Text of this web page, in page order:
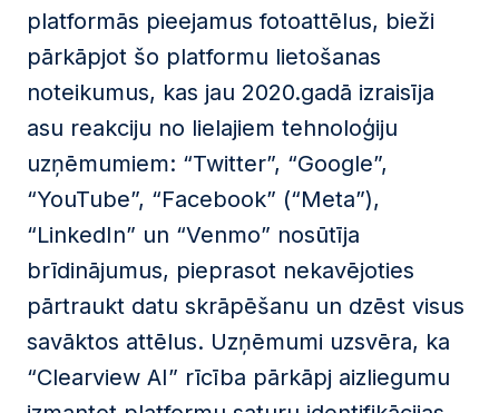
platformās pieejamus fotoattēlus, bieži
pārkāpjot šo platformu lietošanas
noteikumus, kas jau 2020.gadā izraisīja
asu reakciju no lielajiem tehnoloģiju
uzņēmumiem: “Twitter”, “Google”,
“YouTube”, “Facebook” (“Meta”),
“LinkedIn” un “Venmo” nosūtīja
brīdinājumus, pieprasot nekavējoties
pārtraukt datu skrāpēšanu un dzēst visus
savāktos attēlus. Uzņēmumi uzsvēra, ka
“Clearview AI” rīcība pārkāpj aizliegumu